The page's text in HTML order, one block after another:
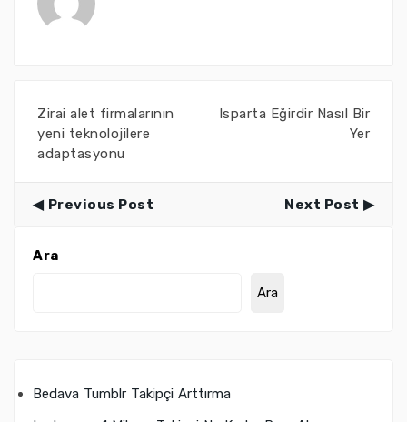
Zirai alet firmalarının
yeni teknolojilere
adaptasyonu
Isparta Eğirdir Nasıl Bir
Yer
Previous Post Next Post
Ara
Ara
Bedava Tumblr Takipçi Arttırma